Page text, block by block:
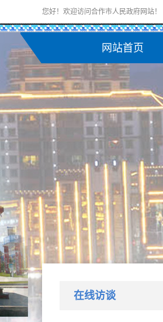
您好！欢迎访问合作市人民政府网站！
网站首页
在线访谈